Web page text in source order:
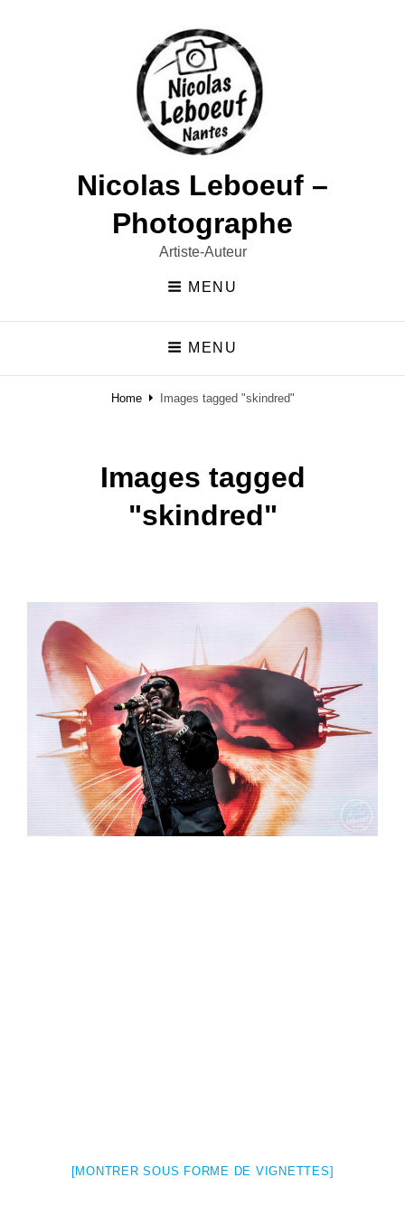
Nicolas Leboeuf –
Photographe
Artiste-Auteur
MENU
MENU
Home Images tagged "skindred"
Images tagged
"skindred"
[MONTRER SOUS FORME DE VIGNETTES]